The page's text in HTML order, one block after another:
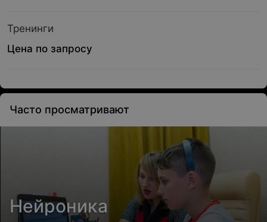
Тренинги
Цена по запросу
Часто просматривают
Нейроника